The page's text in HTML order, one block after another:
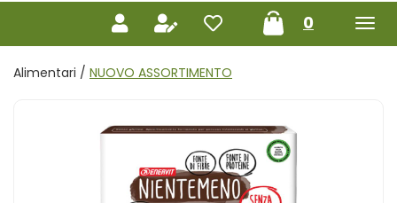
0prodotti
inseriti
Alimentari / NUOVO ASSORTIMENTO